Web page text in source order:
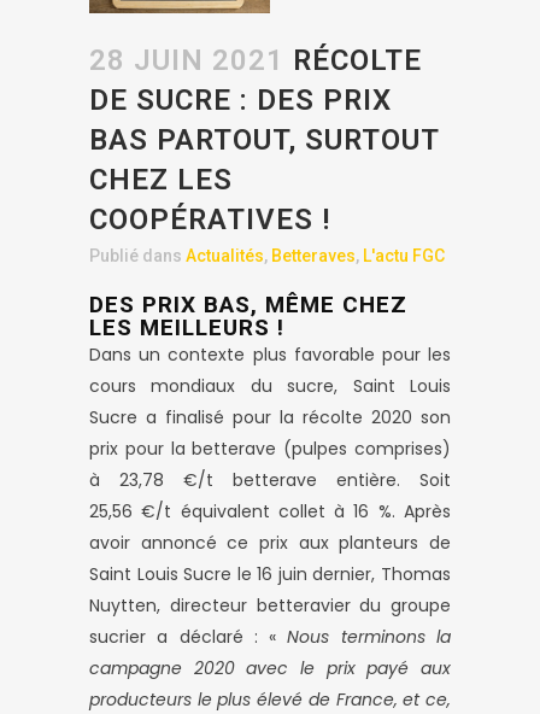
28 JUIN 2021 RÉCOLTE
DE SUCRE : DES PRIX
BAS PARTOUT, SURTOUT
CHEZ LES
COOPÉRATIVES !
Publié dans Actualités, Betteraves, L'actu FGC
DES PRIX BAS, MÊME CHEZ
LES MEILLEURS !
Dans un contexte plus favorable pour les
cours mondiaux du sucre, Saint Louis
Sucre a finalisé pour la récolte 2020 son
prix pour la betterave (pulpes comprises)
à 23,78 €/t betterave entière. Soit
25,56 €/t équivalent collet à 16 %. Après
avoir annoncé ce prix aux planteurs de
Saint Louis Sucre le 16 juin dernier, Thomas
Nuytten, directeur betteravier du groupe
sucrier a déclaré : «Nous terminons la
campagne 2020 avec le prix payé aux
producteurs le plus élevé de France, et ce,